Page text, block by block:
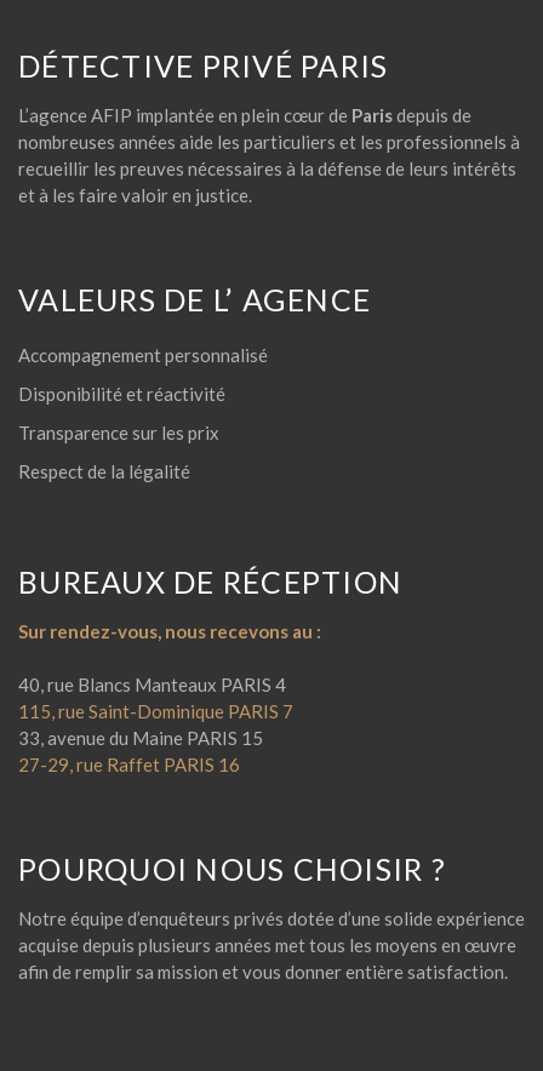
DÉTECTIVE PRIVÉ PARIS
L’agence AFIP implantée en plein cœur de Parisdepuis de
nombreuses années aide les particuliers et les professionnels à
recueillir les preuves nécessaires à la défense de leurs intérêts
et à les faire valoir en justice.
VALEURS DE L’ AGENCE
Accompagnement personnalisé
Disponibilité et réactivité
Transparence sur les prix
Respect de la légalité
BUREAUX DE RÉCEPTION
Sur rendez-vous, nous recevons au :
40, rue Blancs Manteaux PARIS 4
115, rue Saint-Dominique PARIS 7
33, avenue du Maine PARIS 15
27-29, rue Raffet PARIS 16
POURQUOI NOUS CHOISIR ?
Notre équipe d’enquêteurs privés dotée d’une solide expérience
acquise depuis plusieurs années met tous les moyens en œuvre
afin de remplir sa mission et vous donner entière satisfaction.